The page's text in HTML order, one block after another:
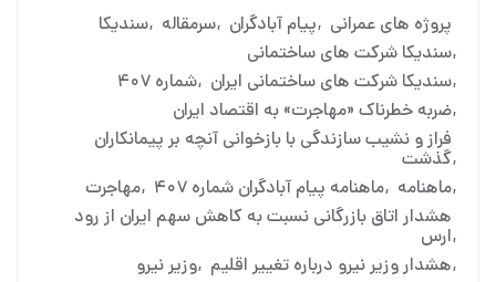
پروژه های عمرانی پیام آبادگران سرمقاله سندیکا
سندیکا شرکت های ساختمانی
سندیکا شرکت های ساختمانی ایران شماره ۴۰۷
ضربه خطرناک «مهاجرت» به اقتصاد ایران
فراز و نشیب سازندگی با بازخوانی آنچه بر پیمانکاران
گذشت
ماهنامه ماهنامه پیام آبادگران شماره ۴۰۷
مهاجرت
هشدار اتاق بازرگانی نسبت به کاهش سهم ایران از رود
ارس
هشدار وزیر نیرو درباره تغییر اقلیم وزیر نیرو